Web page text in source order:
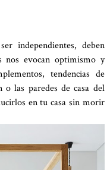
independientes, deben
nos evocan optimismo y
tendencias de
o las paredes de casa del
en tu casa sin morir